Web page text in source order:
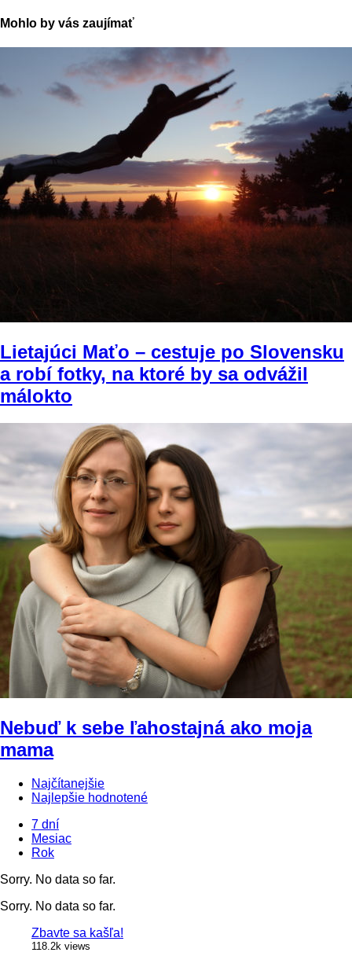
Mohlo by vás zaujímať
Lietajúci Maťo – cestuje po Slovensku
a robí fotky, na ktoré by sa odvážil
málokto
Nebuď k sebe ľahostajná ako moja
mama
Najčítanejšie
Najlepšie hodnotené
7 dní
Mesiac
Rok
Sorry. No data so far.
Sorry. No data so far.
Zbavte sa kašľa!
118.2k views